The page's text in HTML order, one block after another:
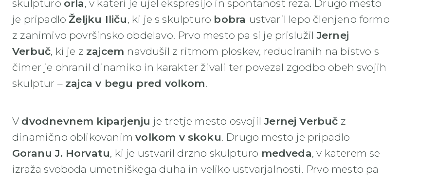
skulpturo orla, v kateri je ujel ekspresijo in spontanost reza. Drugo mesto
je pripadloŽeljku Iliču, ki je s skulpturo bobra ustvaril lepo členjeno formo
z zanimivo površinsko obdelavo. Prvo mesto pa si je prislužilJernej
Verbuč, ki je z zajcem navdušil z ritmom ploskev, reduciranih na bistvo s
čimer je ohranil dinamiko in karakter živali ter povezal zgodbo obeh svojih
skulptur – zajca v begu pred volkom.
V dvodnevnem kiparjenju je tretje mesto osvojil Jernej Verbuč z
dinamično oblikovanimvolkom v skoku. Drugo mesto je pripadlo
Goranu J. Horvatu, ki je ustvaril drzno skulpturo medveda, v katerem se
izraža svoboda umetniškega duha in veliko ustvarjalnosti. Prvo mesto pa